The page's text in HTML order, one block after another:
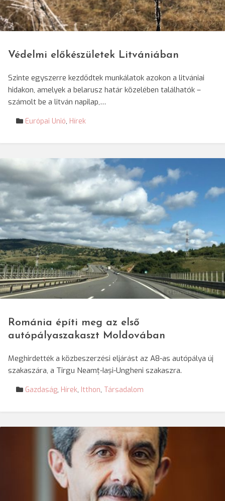
© Darvas Enikő/SRR
Védelmi előkészületek Litvániában
Szinte egyszerre kezdődtek munkálatok azokon a litvániai
hidakon, amelyek a belarusz határ közelében találhatók –
számolt be a litván napilap,…
Európai Unió, Hírek
© Darvas Enikő/SRR
Románia építi meg az első
autópályaszakaszt Moldovában
Meghirdették a közbeszerzési eljárást az A8-as autópálya új
szakaszára, a Tîrgu Neamț-Iași-Ungheni szakaszra.
Gazdaság, Hírek, Itthon, Társadalom